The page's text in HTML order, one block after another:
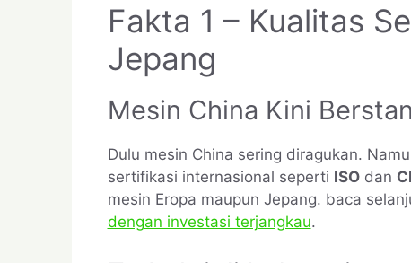
Fakta 1 – Kualitas
Jepang
Mesin China Kini
Dulu mesin China sering diragukan.
sertifikasi internasional seperti ISOdan
mesin Eropa maupun Jepang. baca
dengan investasi terjangkau.